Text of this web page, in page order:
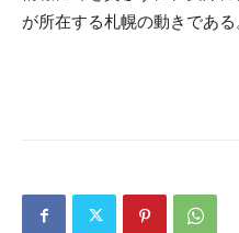
が所在する札幌の動きであ